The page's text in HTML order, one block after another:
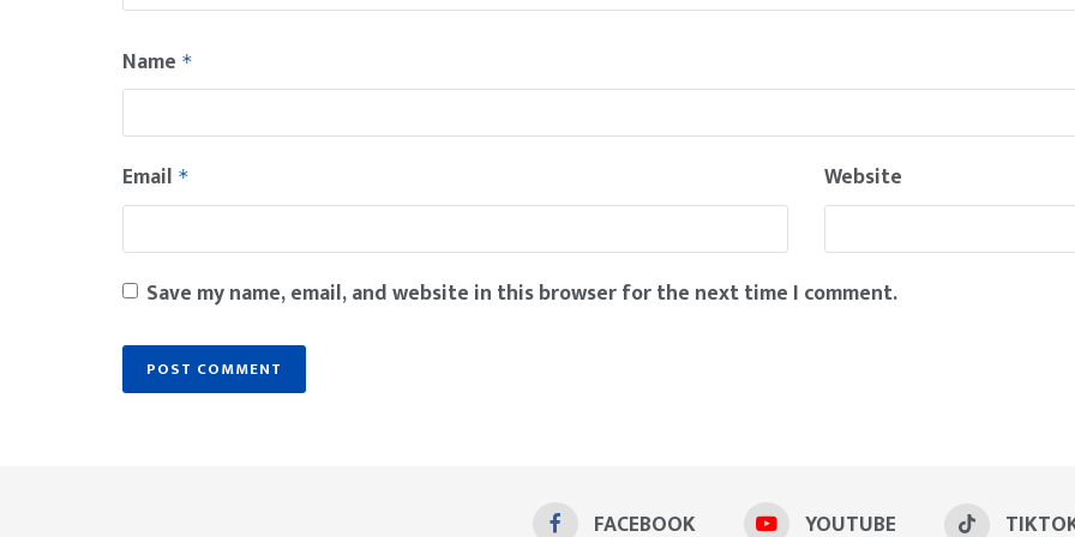
Name *
Email * Website
Save my name, email, and website in this browser for the next time I comment.
FACEBOOK YOUTUBE